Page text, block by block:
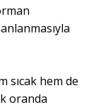
sıcak hem de
oranda